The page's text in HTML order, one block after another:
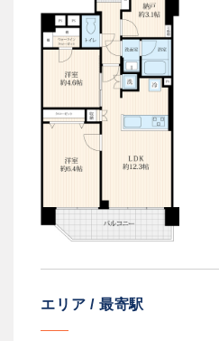
エリア / 最寄駅